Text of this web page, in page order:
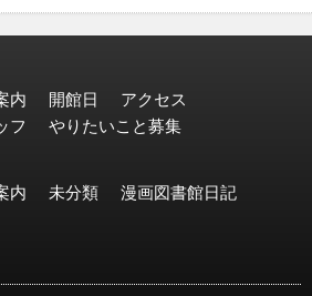
内 開館日
アクセス
フ やりたいこと募集
内 未分類
漫画図書館日記